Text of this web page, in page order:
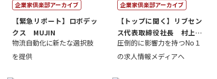
企業家倶楽部アーカイブ
【緊急リポート】ロボデッ
クス MUJIN
物流自動化に新たな選択肢
を提供
企業家倶楽部アーカイブ
【トップに聞く】リブセン
ス代表取締役社長 村上太
一 氏
圧倒的に影響力を持つNo１
の求人情報メディアへ